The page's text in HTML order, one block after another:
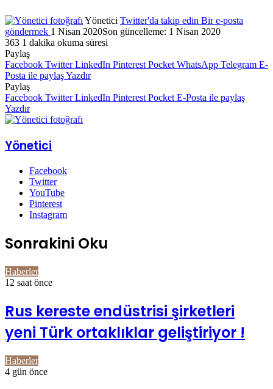
Yönetici Twitter'da takip edin Bir e-posta
göndermek 1 Nisan 2020Son güncelleme: 1 Nisan 2020
363 1 dakika okuma süresi
Paylaş
Facebook Twitter LinkedIn Pinterest Pocket WhatsApp Telegram E-
Posta ile paylaşYazdır
Paylaş
Facebook Twitter LinkedIn Pinterest Pocket E-Posta ile paylaş
Yazdır
Yönetici
Facebook
Twitter
YouTube
Pinterest
Instagram
Sonrakini Oku
Haberler
12 saat önce
Rus kereste endüstrisi şirketleri
yeni Türk ortaklıklar geliştiriyor !
Haberler
4 gün önce